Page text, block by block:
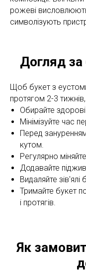
рожеві висловлюють
символізують
Догляд
Щоб букет з
протягом 2-3
Обирайте здорові
Мінімізуйте час
Перед
кутом.
Регулярно
Додавайте
Видаляйте зів'ялі
Тримайте букет
і протягів.
Як